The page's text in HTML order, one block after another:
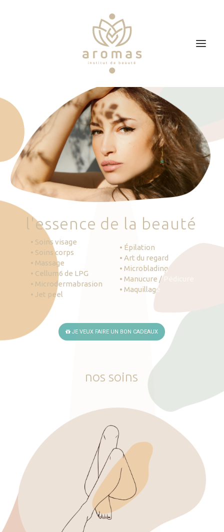
Soins
Je veux faire un bon cadeau
Plan d’accès
Prendre RDV
'essence de la beauté
• Soins visage
• Soins corps
• Massage
• Cellum6 de LPG
• Microdermabrasion
• Jet peel
• Épilation
• Art du regard
• Microblading
• Manucure / Pédicure
• Maquillage
JE VEUX FAIRE UN BON CADEAUX
nos soins